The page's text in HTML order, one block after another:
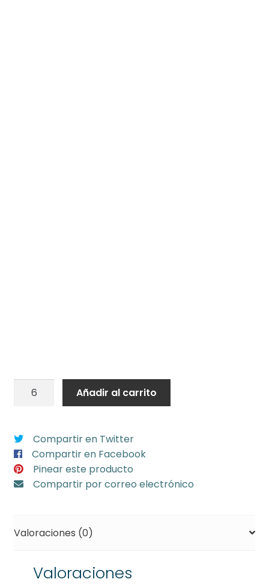
30
cm
espejo
Surtido
redondo
cantidad
Añadir al carrito
Compartir en Twitter
Compartir en Facebook
Pinear este producto
Compartir por correo electrónico
Valoraciones (0)
Valoraciones